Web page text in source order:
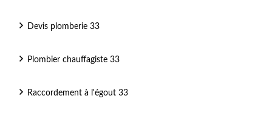
Devis plomberie 33
Plombier chauffagiste 33
Raccordement à l'égout 33